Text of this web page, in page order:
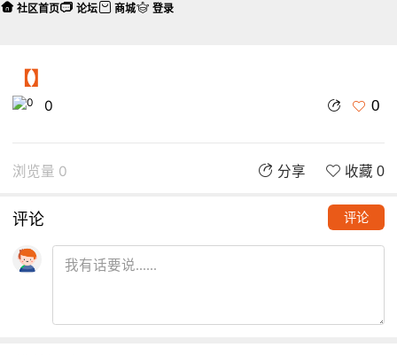
【】
0 0
浏览量 0 分享 收藏 0
评论 评论
社区首页 论坛 商城 登录